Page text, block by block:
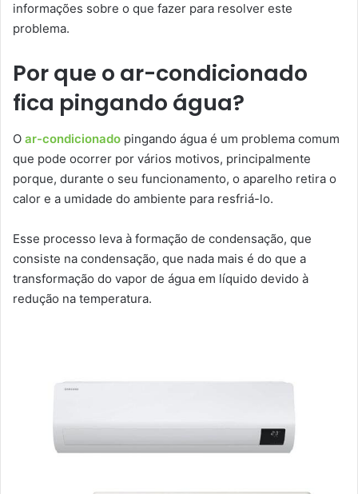
informações sobre o que fazer para resolver este
problema.
Por que o ar-condicionado
fica pingando água?
O ar-condicionado pingando água é um problema comum
que pode ocorrer por vários motivos, principalmente
porque, durante o seu funcionamento, o aparelho retira o
calor e a umidade do ambiente para resfriá-lo.
Esse processo leva à formação de condensação, que
consiste na condensação, que nada mais é do que a
transformação do vapor de água em líquido devido à
redução na temperatura.